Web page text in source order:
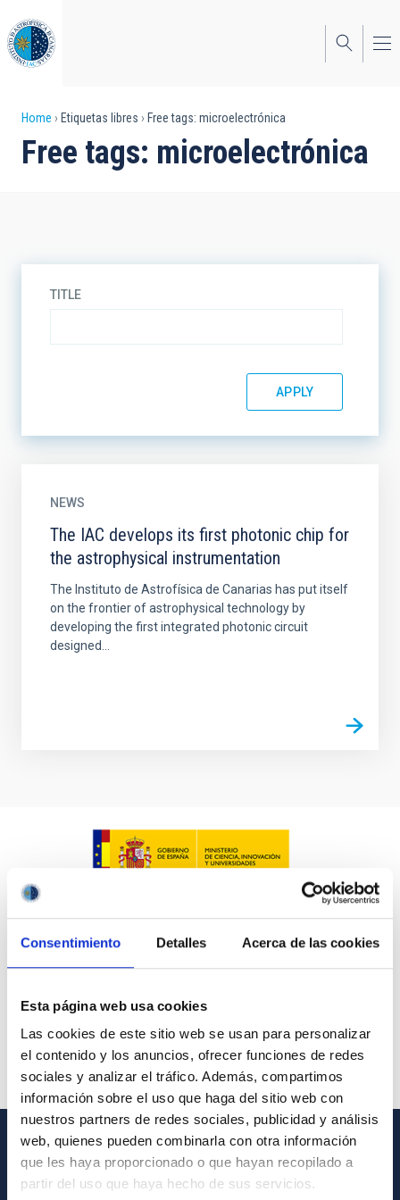
Consentimiento Detalles Acerca de las cookies
Esta página web usa cookies
Las cookies de este sitio web se usan para personalizar
el contenido y los anuncios, ofrecer funciones de redes
sociales y analizar el tráfico. Además, compartimos
información sobre el uso que haga del sitio web con
nuestros partners de redes sociales, publicidad y análisis
web, quienes pueden combinarla con otra información
que les haya proporcionado o que hayan recopilado a
partir del uso que haya hecho de sus servicios.
to
main
content
Breadcrumb
Home Etiquetas libres Free tags: microelectrónica
Free tags: microelectrónica
TITLE
NEWS
The IAC develops its first photonic chip for
the astrophysical instrumentation
The Instituto de Astrofísica de Canarias has put itself
on the frontier of astrophysical technology by
developing the first integrated photonic circuit
designed...
GENERAL INFORMATION